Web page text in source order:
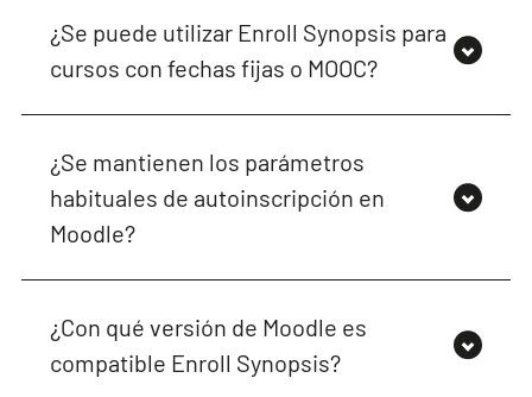
¿Se puede utilizar Enroll Synopsis para
cursos con fechas fijas o MOOC?
¿Se mantienen los parámetros
habituales de autoinscripción en
Moodle?
¿Con qué versión de Moodle es
compatible Enroll Synopsis?